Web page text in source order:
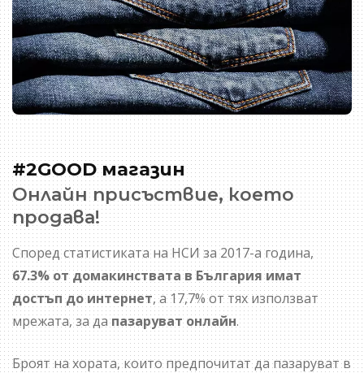
#2GOOD магазин
Онлайн присъствие, което
продава!
Според статистиката на НСИ за 2017-а година,
67.3% от домакинствата в България имат
достъп до интернет, а 17,7% от тях използват
мрежата, за дапазаруват онлайн.
Броят на хората, които предпочитат да пазаруват в